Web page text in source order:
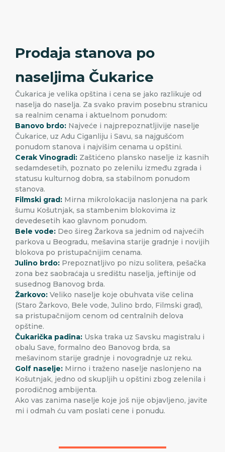
Prodaja stanova po
naseljima Čukarice
Čukarica je velika opština i cena se jako razlikuje od
naselja do naselja. Za svako pravim posebnu stranicu
sa realnim cenama i aktuelnom ponudom:
Banovo brdo: Najveće i najprepoznatljivije naselje
Čukarice, uz Adu Ciganliju i Savu, sa najgušćom
ponudom stanova i najvišim cenama u opštini.
Cerak Vinogradi: Zaštićeno plansko naselje iz kasnih
sedamdesetih, poznato po zelenilu između zgrada i
statusu kulturnog dobra, sa stabilnom ponudom
stanova.
Filmski grad: Mirna mikrolokacija naslonjena na park
šumu Košutnjak, sa stambenim blokovima iz
devedesetih kao glavnom ponudom.
Bele vode: Deo šireg Žarkova sa jednim od najvećih
parkova u Beogradu, mešavina starije gradnje i novijih
blokova po pristupačnijim cenama.
Julino brdo: Prepoznatljivo po nizu solitera, pešačka
zona bez saobraćaja u središtu naselja, jeftinije od
susednog Banovog brda.
Žarkovo: Veliko naselje koje obuhvata više celina
(Staro Žarkovo, Bele vode, Julino brdo, Filmski grad),
sa pristupačnijom cenom od centralnih delova
opštine.
Čukarička padina: Uska traka uz Savsku magistralu i
obalu Save, formalno deo Banovog brda, sa
mešavinom starije gradnje i novogradnje uz reku.
Golf naselje: Mirno i traženo naselje naslonjeno na
Košutnjak, jedno od skupljih u opštini zbog zelenila i
porodičnog ambijenta.
Ako vas zanima naselje koje još nije objavljeno, javite
mi i odmah ću vam poslati cene i ponudu.